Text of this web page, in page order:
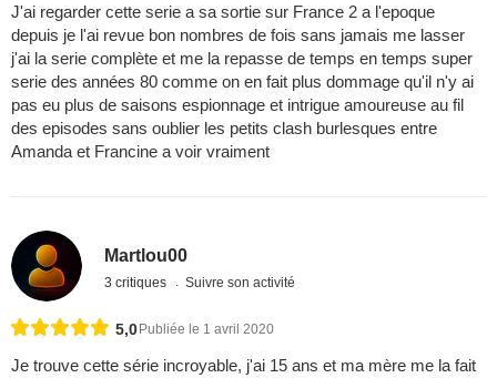
J'ai regarder cette serie a sa sortie sur France 2 a l'epoque
depuis je l'ai revue bon nombres de fois sans jamais me lasser
j'ai la serie complète et me la repasse de temps en temps super
serie des années 80 comme on en fait plus dommage qu'il n'y ai
pas eu plus de saisons espionnage et intrigue amoureuse au fil
des episodes sans oublier les petits clash burlesques entre
Amanda et Francine a voir vraiment
Martlou00
3 critiques Suivre son activité
5,0 Publiée le 1 avril 2020
Je trouve cette série incroyable, j'ai 15 ans et ma mère me la fait